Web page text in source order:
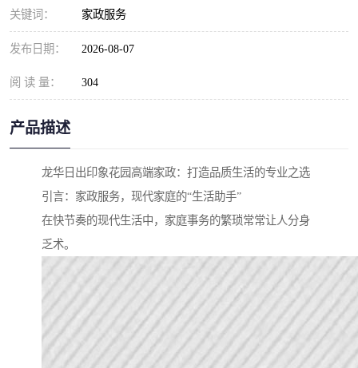
关键词： 家政服务
发布日期： 2026-08-07
阅 读 量： 304
产品描述
龙华日出印象花园高端家政：打造品质生活的专业之选
引言：家政服务，现代家庭的“生活助手”
在快节奏的现代生活中，家庭事务的繁琐常常让人分身
乏术。